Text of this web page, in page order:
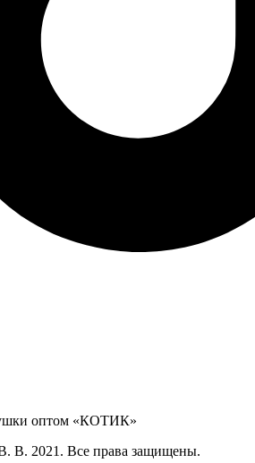
оптом «КОТИК»
В. 2021. Все права защищены.